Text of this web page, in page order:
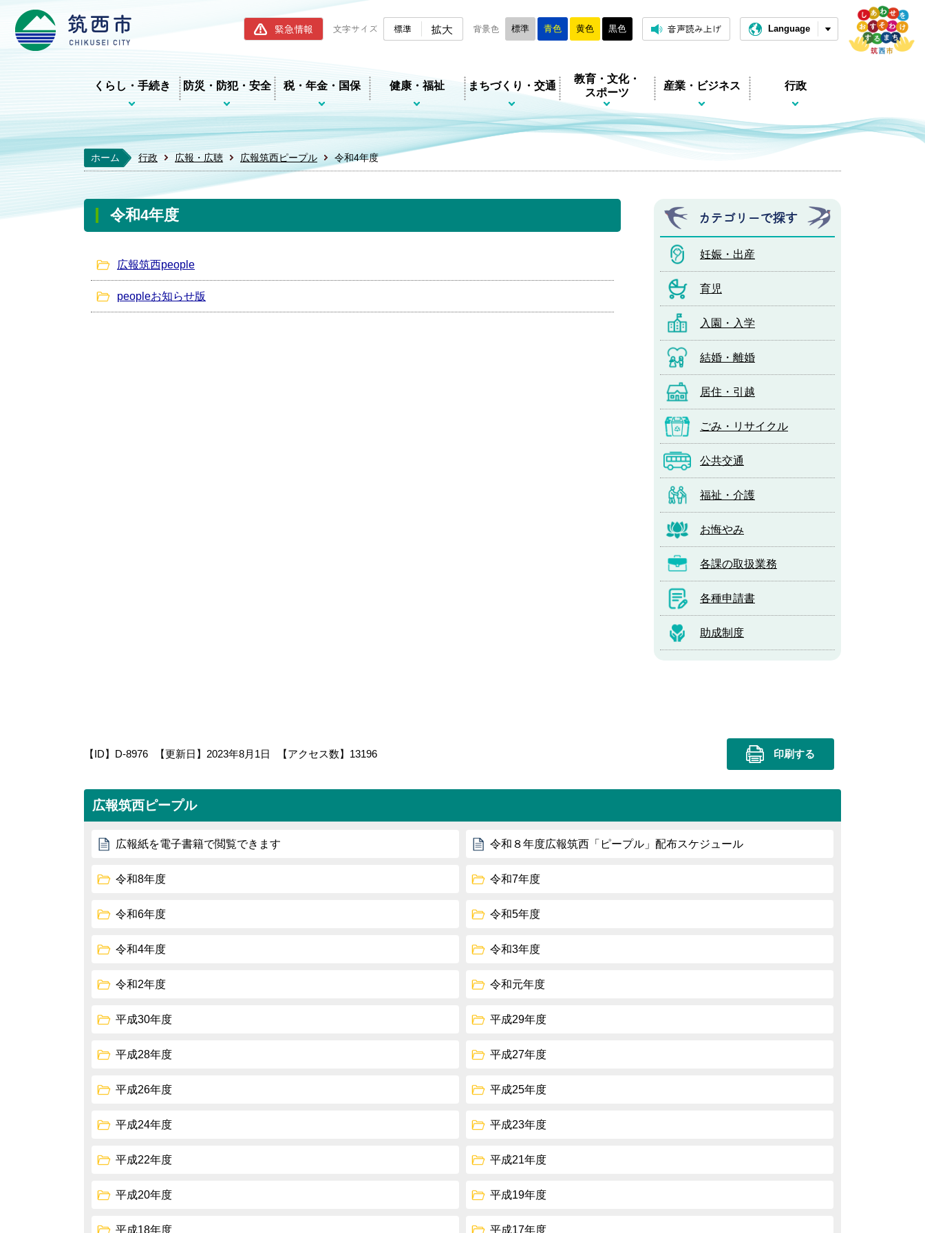
筑西市ホームページ
緊急情報 文字サイズ 標準 拡大 背景色 標準 青色 黄色 黒色 音声読み上げ Language
くらし・手続き 防災・防犯・安全 税・年金・国保 健康・福祉 まちづくり・交通
教育・文化・
スポーツ
産業・ビジネス 行政
ホーム 行政 広報・広聴 広報筑西ピープル 令和4年度
令和4年度
広報筑西people
peopleお知らせ版
【ID】 D-8976 【更新日】 2023年8月1日 【アクセス数】 13196 印刷する
カテゴリーで探す
妊娠・出産
育児
入園・入学
結婚・離婚
居住・引越
ごみ・リサイクル
公共交通
福祉・介護
お悔やみ
各課の取扱業務
各種申請書
助成制度
広報筑西ピープル
広報紙を電子書籍で閲覧できます 令和８年度広報筑西「ピープル」配布スケジュール
令和8年度 令和7年度
令和6年度 令和5年度
令和4年度 令和3年度
令和2年度 令和元年度
平成30年度 平成29年度
平成28年度 平成27年度
平成26年度 平成25年度
平成24年度 平成23年度
平成22年度 平成21年度
平成20年度 平成19年度
平成18年度 平成17年度